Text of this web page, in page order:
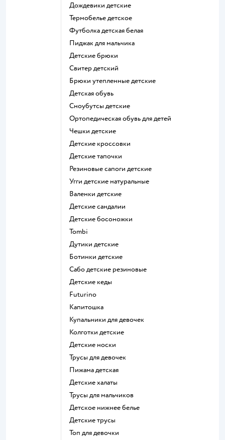
Дождевики детские
Термобелье детское
Футболка детская белая
Пиджак для мальчика
Детские брюки
Свитер детский
Брюки утепленные детские
Детская обувь
Сноубутсы детские
Ортопедическая обувь для детей
Чешки детские
Детские кроссовки
Детские тапочки
Резиновые сапоги детские
Угги детские натуральные
Валенки детские
Детские сандалии
Детские босоножки
Tombi
Дутики детские
Ботинки детские
Сабо детские резиновые
Детские кеды
Futurino
Капитошка
Купальники для девочек
Колготки детские
Детские носки
Трусы для девочек
Пижама детская
Детские халаты
Трусы для мальчиков
Детское нижнее белье
Детские трусы
Топ для девочки